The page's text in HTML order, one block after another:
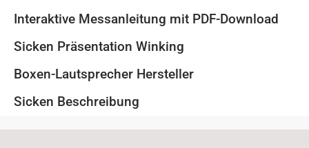
Interaktive Messanleitung mit PDF-Download
Sicken Präsentation Winking
Boxen-Lautsprecher Hersteller
Sicken Beschreibung